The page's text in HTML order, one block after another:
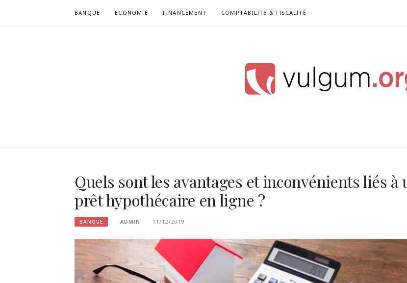
BANQUE ECONOMIE FINANCEMENT COMPTABILITÉ & FISCALITÉ
Quels sont les avantages et inconvénients liés à
prêt hypothécaire en ligne ?
BANQUE ADMIN 11/12/2019